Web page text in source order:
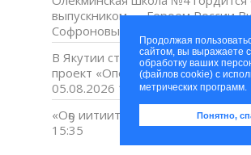
Продолжая
сайтом, вы выражаете
обработку ваших
(файлов cookie) с
метрических программ.
Понятно,
выпускником — Героем России
Софроновым
В Якутии стартовал
проект «Опека над лесным
05.08.2026 10:58
«Оҕо иитиитэ – тыын боппуруос»
15:35